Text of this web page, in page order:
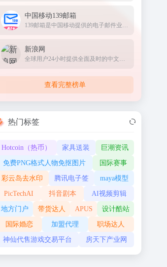
中国移动139邮箱
139邮箱是中国移动提供的电子邮件业务，以手机号@139.com作为邮箱地址，来邮短信及时提醒,同时提供WEB、WAP、短彩信、APP等多种方式，随时随地收发邮件
新浪网
全球用户24小时提供全面及时的中文资讯
查看完整榜单
热门标签
Hotcoin（热币） 家具送装 巨潮资讯
免费PNG格式人物免抠图片 国际赛事
彩云岛去水印 腾讯电子签 maya模型
PicTechAI 抖音剧本 AI视频剪辑
地方门户 带货达人 APUS 设计酷站
国际婚恋 加盟代理 职场达人
神仙代售游戏交易平台 房天下产业网